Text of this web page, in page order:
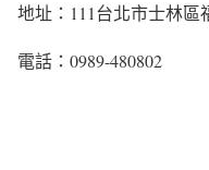
地址：111台北市士林區
電話：0989-480802